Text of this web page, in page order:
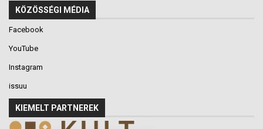
KÖZÖSSÉGI MÉDIA
Facebook
YouTube
Instagram
issuu
KIEMELT PARTNEREK